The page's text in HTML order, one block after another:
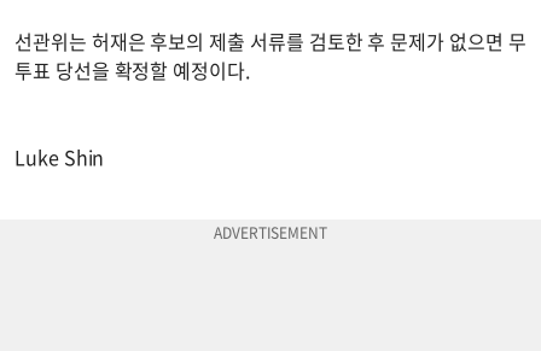
선관위는 허재은 후보의 제출 서류를 검토한 후 문제가 없으면 무
투표 당선을 확정할 예정이다.
Luke Shin